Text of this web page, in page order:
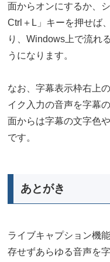
面からオンにするか、
Ctrl＋L」キーを押せば
り、Windows上で流れ
うになります。
なお、字幕表示枠右上
イク入力の音声を字幕
面からは字幕の文字色
です。
あとがき
ライブキャプション機
存せずあらゆる音声を